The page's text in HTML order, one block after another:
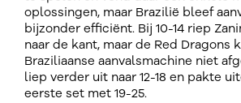
oplossingen, maar Brazilië bleef
bijzonder efficiënt. Bij 10-14 riep
naar de kant, maar de Red Dragons
Braziliaanse aanvalsmachine niet
liep verder uit naar 12-18 en pakte
eerste set met 19-25.